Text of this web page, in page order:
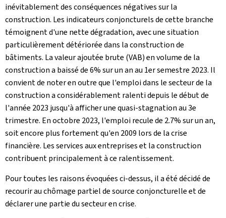
inévitablement des conséquences négatives sur la
construction. Les indicateurs conjoncturels de cette branche
témoignent d'une nette dégradation, avec une situation
particulièrement détériorée dans la construction de
bâtiments. La valeur ajoutée brute (VAB) en volume de la
construction a baissé de 6% sur un an au 1er semestre 2023. Il
convient de noter en outre que l'emploi dans le secteur de la
construction a considérablement ralenti depuis le début de
l'année 2023 jusqu'à afficher une quasi-stagnation au 3e
trimestre. En octobre 2023, l'emploi recule de 2.7% sur un an,
soit encore plus fortement qu'en 2009 lors de la crise
financière. Les services aux entreprises et la construction
contribuent principalement à ce ralentissement.
Pour toutes les raisons évoquées ci-dessus, il a été décidé de
recourir au chômage partiel de source conjoncturelle et de
déclarer une partie du secteur en crise.